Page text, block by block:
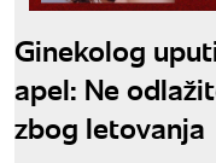
Ginekolog
apel: Ne
zbog letovanja